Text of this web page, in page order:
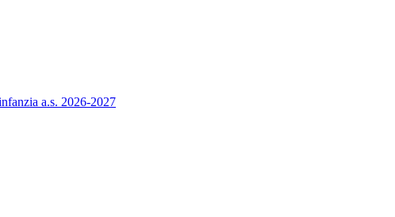
a.s. 2026-2027